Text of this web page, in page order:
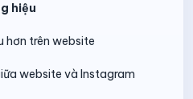
hiệu
hơn trên website
website và Instagram